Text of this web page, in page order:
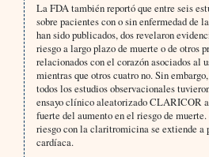
La FDA también reportó que entre seis
sobre pacientes con o sin enfermedad de
han sido publicados, dos revelaron
riesgo a largo plazo de muerte o de otros
relacionados con el corazón asociados al
mientras que otros cuatro no. Sin
todos los estudios observacionales
ensayo clínico aleatorizado CLARICOR
fuerte del aumento en el riesgo de muerte.
riesgo con la claritromicina se extiende a
cardíaca.